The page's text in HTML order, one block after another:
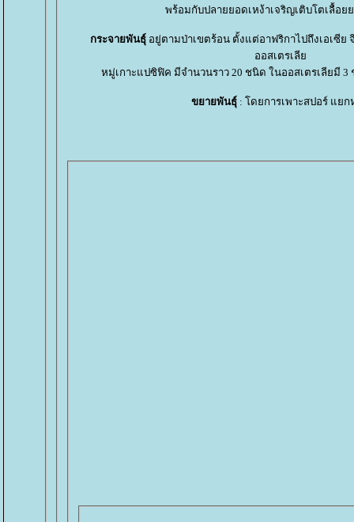
พร้อมกับปลายยอดเหง้าเจริญเติบโตเลื้อย
กระจายพันธุ์อยู่ตามป่าเขตร้อน ตั้งแต่อาฟริกาไปถึงเอเซีย
ออสเตรเลี
หมู่เกาะแปซิฟิค มีจำนวนราว 20 ชนิด ในออสเตรเลียมี 3
ขยายพันธุ์ : โดยการเพาะสปอร์ แย